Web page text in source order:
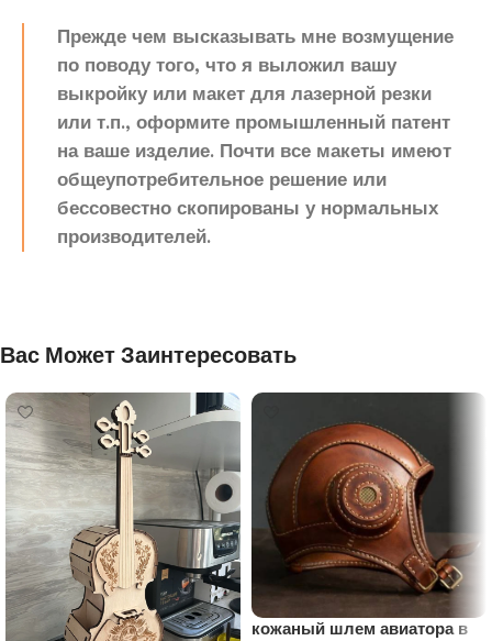
Прежде чем высказывать мне возмущение
по поводу того, что я выложил вашу
выкройку или макет для лазерной резки
или т.п., оформите промышленный патент
на ваше изделие. Почти все макеты имеют
общеупотребительное решение или
бессовестно скопированы у нормальных
производителей.
Вас Может Заинтересовать
кожаный шлем авиатора в